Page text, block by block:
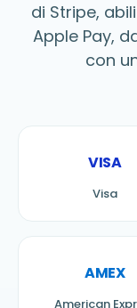
di Stripe,
Apple Pay,
con
VISA
Visa
AMEX
American